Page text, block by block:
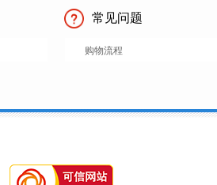
常见问题
购物流程